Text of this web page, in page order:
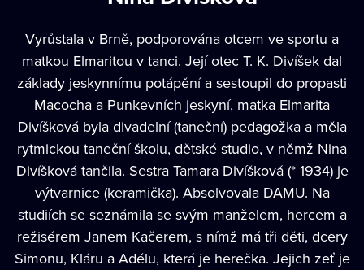
Vyrůstala v Brně, podporována otcem ve sportu a
matkou Elmaritou v tanci. Její otec T. K. Divíšek dal
základy jeskynnímu potápění a sestoupil do propasti
Macocha a Punkevních jeskyní, matka Elmarita
Divíšková byla divadelní (taneční) pedagožka a měla
rytmickou taneční školu, dětské studio, v němž Nina
Divíškovátančila. Sestra Tamara Divíšková (* 1934) je
výtvarnice (keramička). Absolvovala DAMU. Na
studiích se seznámila se svým manželem, hercem a
režisérem Janem Kačerem, s nímž má tři děti, dcery
Simonu, Kláru a Adélu, která je herečka. Jejich zeť je